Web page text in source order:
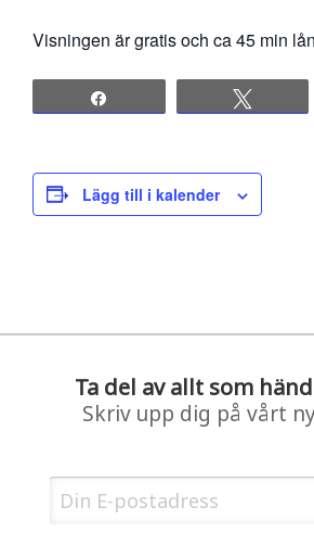
Visningen är gratis och ca 45 min
Lägg till i kalender
Ta del av allt som
Skriv upp dig på vårt